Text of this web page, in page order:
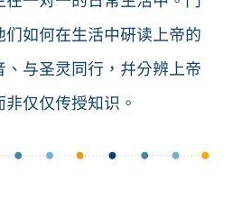
如何在生活中研读上帝的
与圣灵同行，并分辨上帝
仅仅传授知识。